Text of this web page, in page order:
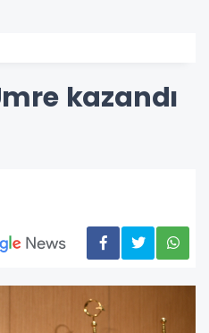
kazandı